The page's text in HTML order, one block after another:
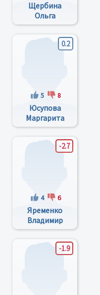
Щербина
Ольга
Васильевна
0.2
5 8
Юсупова
Маргарита
Федоровна
-2.7
4 6
Яременко
Владимир
Анатольевич
-1.9